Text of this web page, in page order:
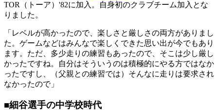
TOR（トーア）'82に加入。自身初のクラブチーム加入とな
りました。
「レベルが高かったので、楽しさと厳しさの両方がありまし
た。ゲームなどはみんなで楽しくできた思い出が今でもあり
ます。ただ、多少走りの練習もあったので、そこは少し厳し
かったですね。自分はそういうのは積極的にやる方ではなか
ったですし、（父親との練習では）そんなに走りは要求され
なかったので」
■細谷選手の中学校時代